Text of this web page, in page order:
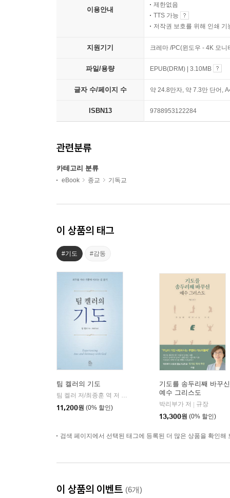
이용안내
제한없음
TTS 가능
저작권 보호를 위해 인쇄 기
지원기기 크레마 /PC(윈도우 - 4K 모
파일/용량 EPUB(DRM) | 3.10MB
글자 수/페이지 수 약 24.8만자, 약 7.3만 단어,
ISBN13 9788953122284
관련분류
카테고리 분류
eBook 종교 기독교
이 상품의 태그
#기도 #감동
팀 켈러의 기도
팀 켈러 저/최종훈 역 저 |
11,200원 (0% 할인)
기도를 송두리째 바꾸신
예수 그리스도
박리부가 저 | 규장
13,300원 (0% 할인)
검색 페이지에서 선택된 태그에 등록된 더 많은 상품을 확인해
이 상품의 이벤트 (6개)